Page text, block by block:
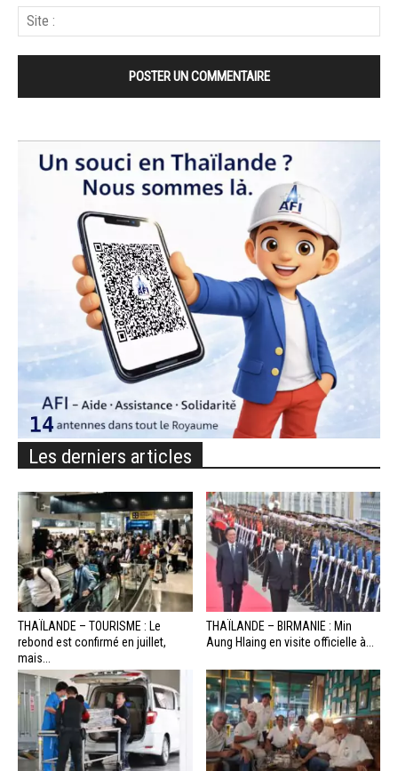
Les derniers articles
THAÏLANDE – TOURISME : Le
rebond est confirmé en juillet,
mais...
THAÏLANDE – BIRMANIE : Min
Aung Hlaing en visite officielle à...